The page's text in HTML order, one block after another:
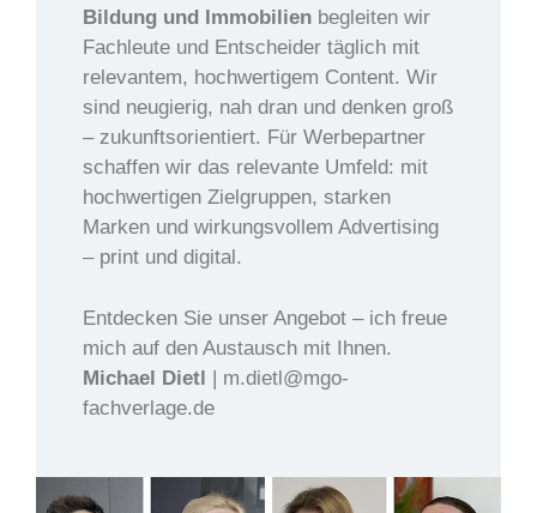
Bildung und Immobilienbegleiten wir
Fachleute und Entscheider täglich mit
relevantem, hochwertigem Content. Wir
sind neugierig, nah dran und denken groß
– zukunftsorientiert. Für Werbepartner
schaffen wir das relevante Umfeld: mit
hochwertigen Zielgruppen, starken
Marken und wirkungsvollem Advertising
– print und digital.
Entdecken Sie unser Angebot – ich freue
mich auf den Austausch mit Ihnen.
Michael Dietl | m.dietl@mgo-
fachverlage.de